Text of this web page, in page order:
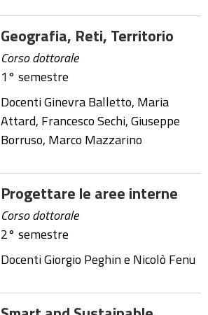
Geografia, Reti, Territorio
Corso dottorale
1° semestre
Docenti Ginevra Balletto, Maria
Attard, Francesco Sechi, Giuseppe
Borruso, Marco Mazzarino
Progettare le aree interne
Corso dottorale
2° semestre
Docenti Giorgio Peghin e Nicolò Fenu